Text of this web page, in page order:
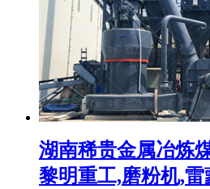
湖南稀贵金属冶炼
黎明重工,磨粉机,雷